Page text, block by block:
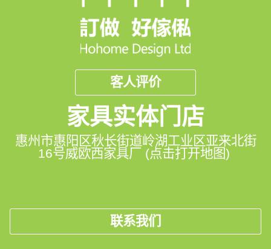
客人评价
家具实体门店
惠州市惠阳区秋长街道岭湖工业区亚来北街
16号威欧西家具厂 (点击打开地图)
联系我们